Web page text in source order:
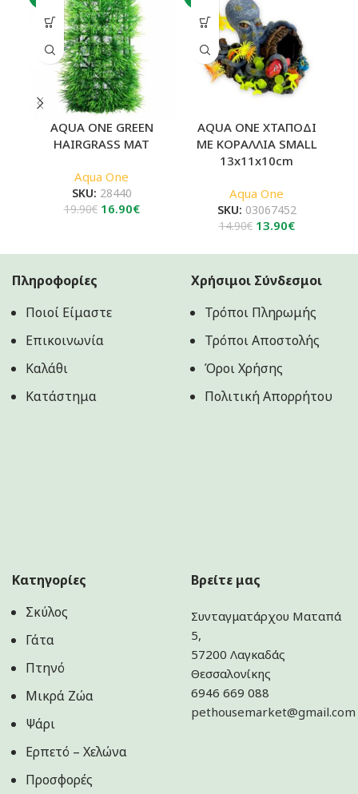
AQUA ONE GREEN
HAIRGRASS MAT
Aqua One
SKU: 28440
19.90€ Original
19.90€.
16.90€Η
είναι:
AQUA ONE ΧΤΑΠΟΔΙ
ΜΕ ΚΟΡΑΛΛΙΑ SMALL
13x11x10cm
Aqua One
SKU: 03067452
14.90€ Original
was:
14.90€.
13.90€Η
τιμή
είναι:
13.90€.
Πληροφορίες
Ποιοί Είμαστε
Επικοινωνία
Καλάθι
Κατάστημα
Χρήσιμοι Σύνδεσμοι
Τρόποι Πληρωμής
Τρόποι Αποστολής
Όροι Χρήσης
Πολιτική Aπορρήτου
Κατηγορίες
Σκύλος
Γάτα
Πτηνό
Μικρά Ζώα
Ψάρι
Ερπετό – Χελώνα
Προσφορές
Βρείτε μας
Συνταγματάρχου Ματαπά
5,
57200 Λαγκαδάς
Θεσσαλονίκης
6946 669 088
pethousemarket@gmail.com